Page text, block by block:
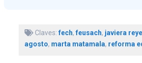
Claves:fech,feusach, javiera
agosto, marta matamala, reforma